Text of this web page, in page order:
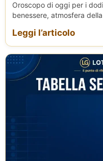
Oroscopo di oggi per i
benessere, atmosfera
Leggi l’articolo